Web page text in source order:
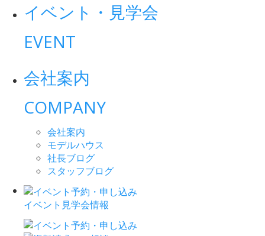
イベント・見学会
EVENT
会社案内
COMPANY
会社案内
モデルハウス
社長ブログ
スタッフブログ
イベント見学会情報